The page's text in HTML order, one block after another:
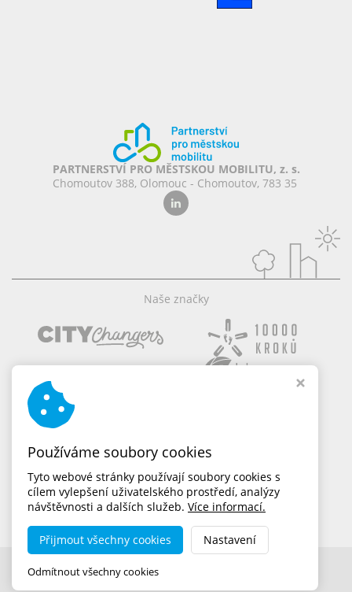
PARTNERSTVÍ PRO MĚSTSKOU MOBILITU, z. s.
Chomoutov 388, Olomouc - Chomoutov, 783 35
Naše značky
Copyright © 2026,
MADE BY STUDIO VIRTUALIS s.r.o.
Používáme soubory cookies
Tyto webové stránky používají soubory cookies s
cílem vylepšení uživatelského prostředí, analýzy
návštěvnosti a dalších služeb. Více informací.
Přijmout všechny cookies Nastavení
Odmítnout všechny cookies